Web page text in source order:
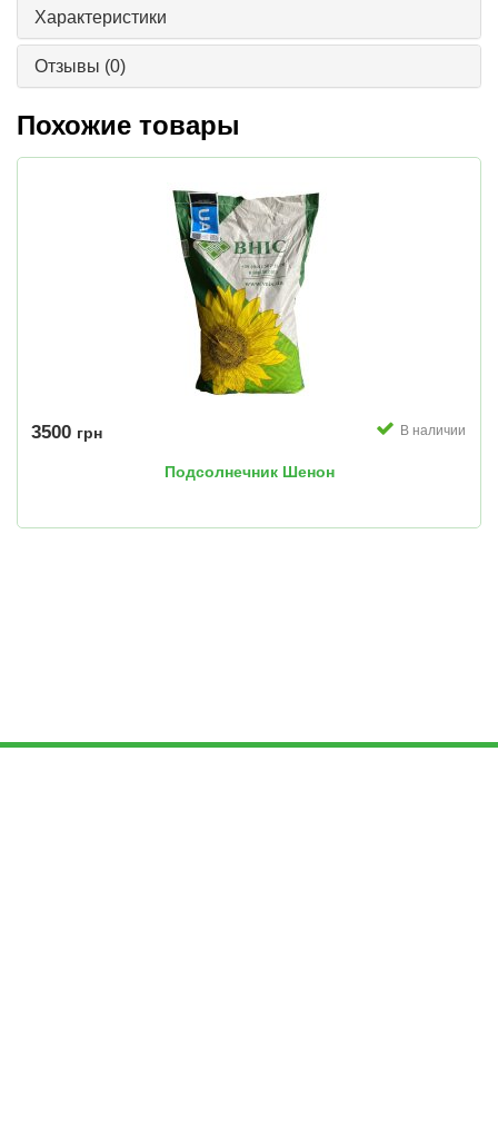
Характеристики
Отзывы (0)
Похожие товары
3500 грн В наличии
Подсолнечник Шенон